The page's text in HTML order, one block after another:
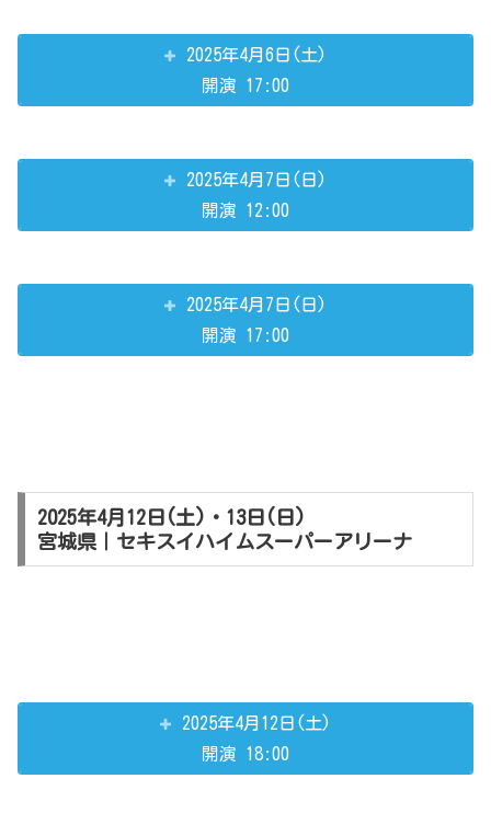
2025年4月6日(土)
開演 17:00
2025年4月7日(日)
開演 12:00
2025年4月7日(日)
開演 17:00
2025年4月12日(土)・13日(日)
宮城県｜セキスイハイムスーパーアリーナ
2025年4月12日(土)
開演 18:00